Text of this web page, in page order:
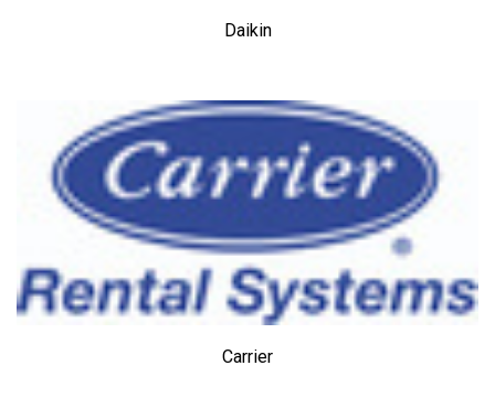
Daikin
Carrier